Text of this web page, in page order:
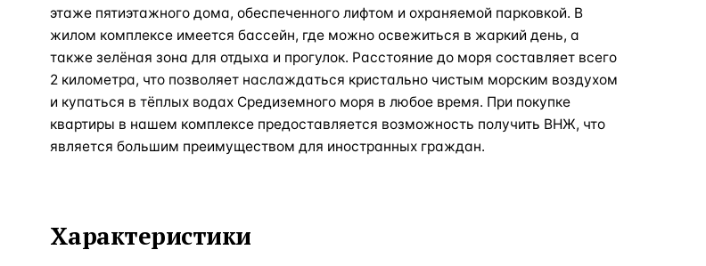
этаже пятиэтажного дома, обеспеченного лифтом и охраняемой парковкой. В
жилом комплексе имеется бассейн, где можно освежиться в жаркий день, а
также зелёная зона для отдыха и прогулок. Расстояние до моря составляет всего
2 километра, что позволяет наслаждаться кристально чистым морским воздухом
и купаться в тёплых водах Средиземного моря в любое время. При покупке
квартиры в нашем комплексе предоставляется возможность получить ВНЖ, что
является большим преимуществом для иностранных граждан.
Характеристики